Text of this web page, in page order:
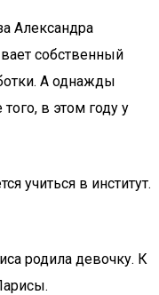
Александра
собственный
А однажды
в этом году у
учиться в институт.
родила девочку. К